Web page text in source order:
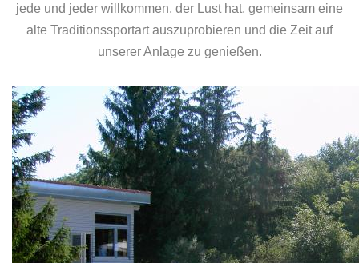
jede und jeder willkommen, der Lust hat, gemeinsam eine
alte Traditionssportart auszuprobieren und die Zeit auf
unserer Anlage zu genießen.